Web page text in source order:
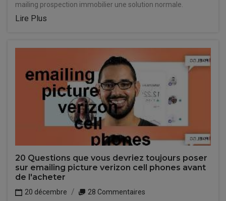
mailing prospection immobilier une solution normale.
Lire Plus
20 Questions que vous devriez toujours poser
sur emailing picture verizon cell phones avant
de l'acheter
20 décembre
28 Commentaires